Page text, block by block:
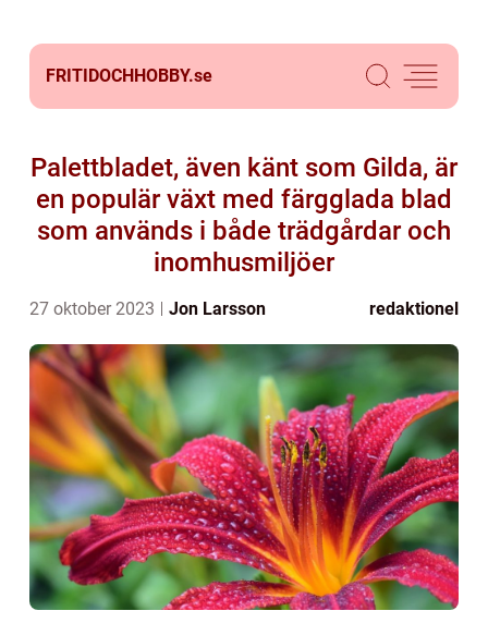
FRITIDOCHHOBBY.se
Palettbladet, även känt som Gilda, är
en populär växt med färgglada blad
som används i både trädgårdar och
inomhusmiljöer
27 oktober 2023 Jon Larsson redaktionel